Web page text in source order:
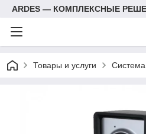
ARDES — КОМПЛЕКСНЫЕ
Товары и услуги